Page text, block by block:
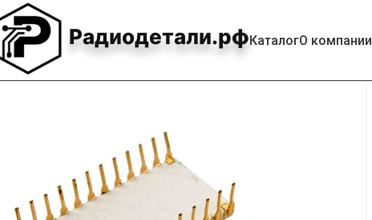
Радиодетали.рфКаталогО компании